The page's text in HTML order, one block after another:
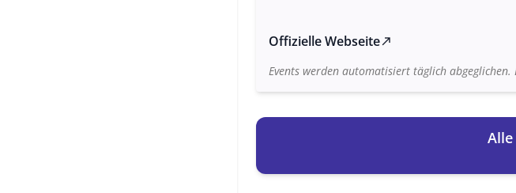
Offizielle Webseitenorth_east
Events werden automatisiert täglich